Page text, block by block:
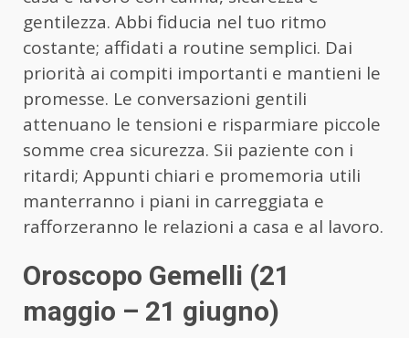
gentilezza. Abbi fiducia nel tuo ritmo
costante; affidati a routine semplici. Dai
priorità ai compiti importanti e mantieni le
promesse. Le conversazioni gentili
attenuano le tensioni e risparmiare piccole
somme crea sicurezza. Sii paziente con i
ritardi; Appunti chiari e promemoria utili
manterranno i piani in carreggiata e
rafforzeranno le relazioni a casa e al lavoro.
Oroscopo Gemelli (21
maggio – 21 giugno)